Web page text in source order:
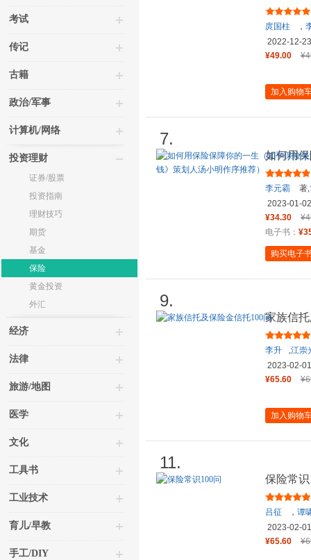
考试
传记
古籍
政治/军事
计算机/网络
投资理财
证券/股票
投资指南
理财技巧
期货
基金
保险
黄金投资
外汇
经济
法律
旅游/地图
医学
文化
工具书
工业技术
育儿/早教
手工/DIY
庹国柱 ，
2022-12-23
¥49.00
加入购物
7.
如何用
V李元霸
李元霸 著,
2023-01-02
¥34.30
电子书：
购买电子
9.
家族信
李升 ,江崇
2023-02-01
¥65.60
加入购物
11.
保险常识
吕征 ， 谭
2023-02-01
¥65.60